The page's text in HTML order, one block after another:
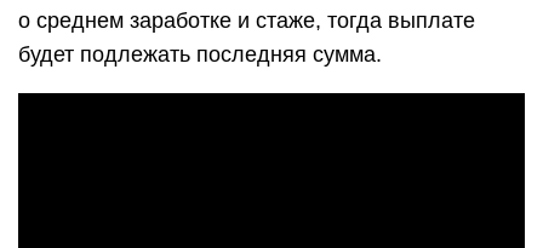
о среднем заработке и стаже, тогда выплате
будет подлежать последняя сумма.